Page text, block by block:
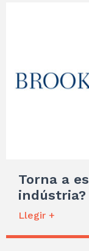
Torna a
indústria?
Llegir +